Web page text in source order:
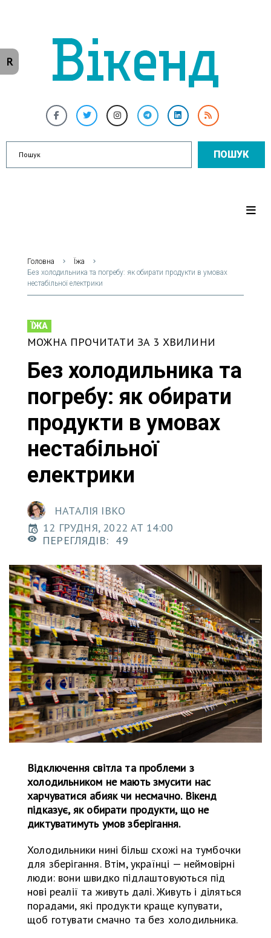
ПОШУК
Головна
Їжа
Без холодильника та погребу: як обирати продукти в умовах
нестабільної електрики
ЇЖА
МОЖНА ПРОЧИТАТИ ЗА 3 ХВИЛИНИ
Без холодильника та
погребу: як обирати
продукти в умовах
нестабільної
електрики
НАТАЛІЯ ІВКО
12 ГРУДНЯ, 2022 AT 14:00
ПЕРЕГЛЯДІВ: 49
Відключення світла та проблеми з
холодильником не мають змусити нас
харчуватися абияк чи несмачно. Вікенд
підказує, як обирати продукти, що не
диктуватимуть умов зберігання.
Холодильники нині більш схожі на тумбочки
для зберігання. Втім, українці — неймовірні
люди: вони швидко підлаштовуються під
нові реалії та живуть далі. Живуть і діляться
порадами, які продукти краще купувати,
щоб готувати смачно та без холодильника.
R